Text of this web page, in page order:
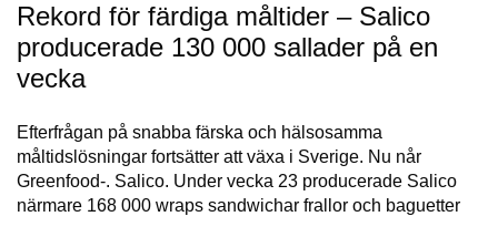
Rekord för färdiga måltider – Salico
producerade 130 000 sallader på en
vecka
Efterfrågan på snabba färska och hälsosamma
måltidslösningar fortsätter att växa i Sverige. Nu når
Greenfood-. Salico. Under vecka 23 producerade Salico
närmare 168 000 wraps sandwichar frallor och baguetter